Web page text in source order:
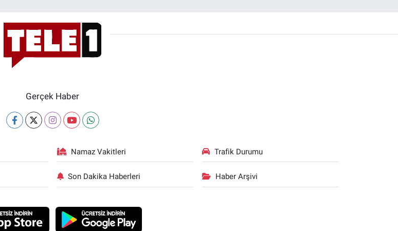
Gerçek Haber
Namaz Vakitleri Trafik Durumu
Son Dakika Haberleri Haber Arşivi